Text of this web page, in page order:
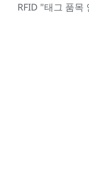
RFID "태그 품목